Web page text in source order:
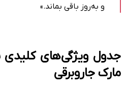
و به‌روز باقی بماند.»
جدول ویژگی‌های کلیدی
مارک جاروبرقی